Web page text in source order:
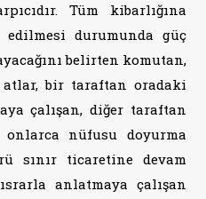
Tüm kibarlığına
durumunda güç
belirten komutan,
bir taraftan oradaki
çalışan, diğer taraftan
nüfusu doyurma
sınır ticaretine devam
anlatmaya çalışan